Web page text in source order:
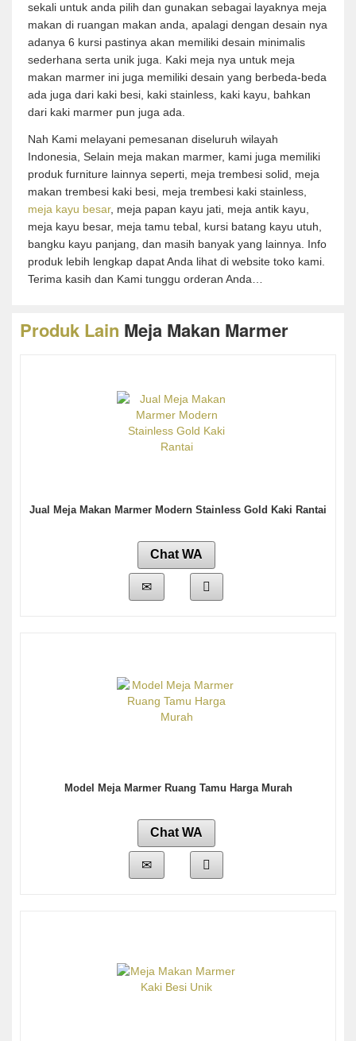
sekali untuk anda pilih dan gunakan sebagai layaknya meja
makan di ruangan makan anda, apalagi dengan desain nya
adanya 6 kursi pastinya akan memiliki desain minimalis
sederhana serta unik juga. Kaki meja nya untuk meja
makan marmer ini juga memiliki desain yang berbeda-beda
ada juga dari kaki besi, kaki stainless, kaki kayu, bahkan
dari kaki marmer pun juga ada.
Nah Kami melayani pemesanan diseluruh wilayah
Indonesia, Selain meja makan marmer, kami juga memiliki
produk furniture lainnya seperti, meja trembesi solid, meja
makan trembesi kaki besi, meja trembesi kaki stainless,
meja kayu besar, meja papan kayu jati, meja antik kayu,
meja kayu besar, meja tamu tebal, kursi batang kayu utuh,
bangku kayu panjang, dan masih banyak yang lainnya. Info
produk lebih lengkap dapat Anda lihat di website toko kami.
Terima kasih dan Kami tunggu orderan Anda…
Produk Lain Meja Makan Marmer
Jual Meja Makan Marmer Modern Stainless Gold Kaki Rantai
Chat WA
Model Meja Marmer Ruang Tamu Harga Murah
Chat WA